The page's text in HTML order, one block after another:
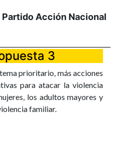
Partido Acción Nacional
3
prioritario, más acciones
para atacar la violencia
los adultos mayores y
familiar.